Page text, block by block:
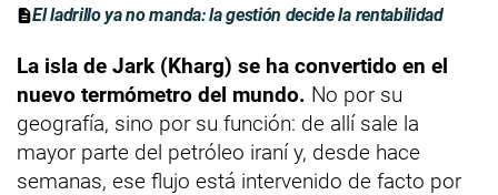
El ladrillo ya no manda: la gestión decide la rentabilidad
La isla de Jark (Kharg) se ha convertido en el
nuevo termómetro del mundo. No por su
geografía, sino por su función: de allí sale la
mayor parte del petróleo iraní y, desde hace
semanas, ese flujo está intervenido de facto por